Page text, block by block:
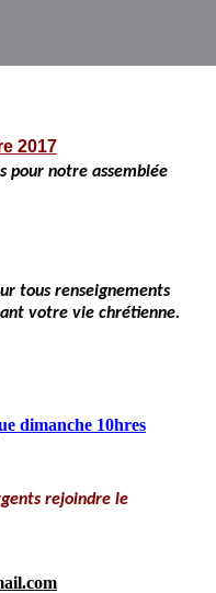
2017
pour notre assemblée
tous renseignements
votre vie chrétienne.
dimanche 10hres
rejoindre le